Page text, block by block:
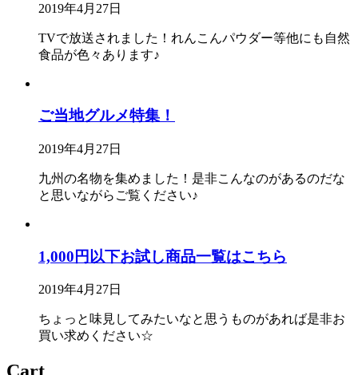
2019年4月27日
TVで放送されました！れんこんパウダー等他にも自然
食品が色々あります♪
ご当地グルメ特集！
2019年4月27日
九州の名物を集めました！是非こんなのがあるのだな
と思いながらご覧ください♪
1,000円以下お試し商品一覧はこちら
2019年4月27日
ちょっと味見してみたいなと思うものがあれば是非お
買い求めください☆